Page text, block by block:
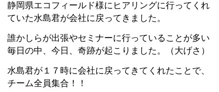
静岡県エコフィールド様にヒアリングに行ってくれ
ていた水島君が会社に戻ってきました。
誰かしらが出張やセミナーに行っていることが多い
毎日の中、今日、奇跡が起こりました。（大げさ）
水島君が１７時に会社に戻ってきてくれたことで、
チーム全員集合！！